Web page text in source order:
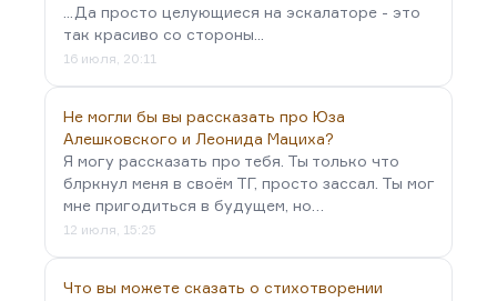
...Да просто целующиеся на эскалаторе - это
так красиво со стороны...
16 июля, 20:11
Не могли бы вы рассказать про Юза
Алешковского и Леонида Мациха?
Я могу рассказать про тебя. Ты только что
блркнул меня в своём ТГ, просто зассал. Ты мог
мне пригодиться в будущем, но…
12 июля, 15:25
Что вы можете сказать о стихотворении